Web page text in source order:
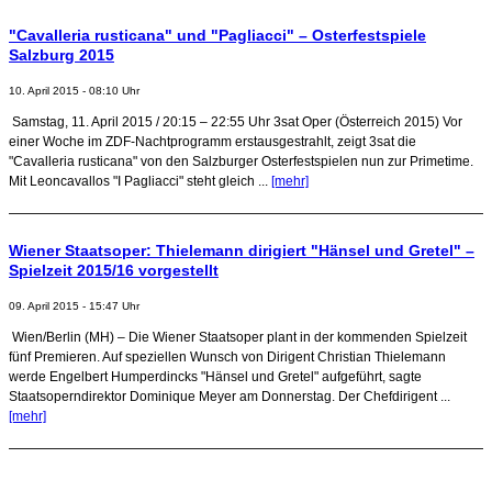
"Cavalleria rusticana" und "Pagliacci" – Osterfestspiele
Salzburg 2015
10. April 2015 - 08:10 Uhr
Samstag, 11. April 2015 / 20:15 – 22:55 Uhr 3sat Oper (Österreich 2015) Vor
einer Woche im ZDF-Nachtprogramm erstausgestrahlt, zeigt 3sat die
"Cavalleria rusticana" von den Salzburger Osterfestspielen nun zur Primetime.
Mit Leoncavallos "I Pagliacci" steht gleich ... [mehr]
Wiener Staatsoper: Thielemann dirigiert "Hänsel und Gretel" –
Spielzeit 2015/16 vorgestellt
09. April 2015 - 15:47 Uhr
Wien/Berlin (MH) – Die Wiener Staatsoper plant in der kommenden Spielzeit
fünf Premieren. Auf speziellen Wunsch von Dirigent Christian Thielemann
werde Engelbert Humperdincks "Hänsel und Gretel" aufgeführt, sagte
Staatsoperndirektor Dominique Meyer am Donnerstag. Der Chefdirigent ...
[mehr]